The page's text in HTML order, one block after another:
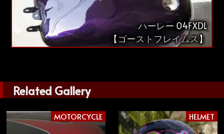
ハーレー 04FXDL
【ゴーストフレイムス】
Related Gallery
MOTORCYCLE HELMET